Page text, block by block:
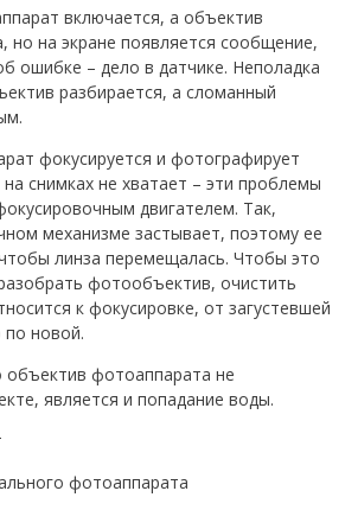
включается, а объектив
но на экране появляется сообщение,
ошибке – дело в датчике. Неполадка
разбирается, а сломанный
фокусируется и фотографирует
снимках не хватает – эти проблемы
двигателем. Так,
механизме застывает, поэтому ее
линза перемещалась. Чтобы это
фотообъектив, очистить
к фокусировке, от загустевшей
по новой.
объектив фотоаппарата не
является и попадание воды.
фотоаппарата